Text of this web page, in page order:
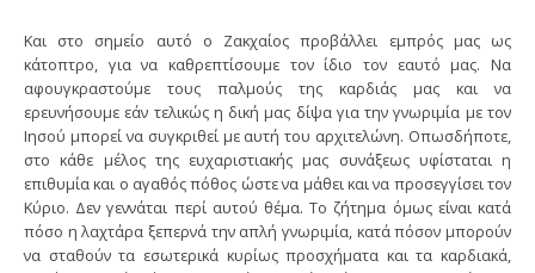
Και στο σημείο αυτό ο Ζακχαίος προβάλλει εμπρός μας ως
κάτοπτρο, για να καθρεπτίσουμε τον ίδιο τον εαυτό μας. Να
αφουγκραστούμε τους παλμούς της καρδιάς μας και να
ερευνήσουμε εάν τελικώς η δική μας δίψα για την γνωριμία με τον
Ιησού μπορεί να συγκριθεί με αυτή του αρχιτελώνη. Οπωσδήποτε,
στο κάθε μέλος της ευχαριστιακής μας συνάξεως υφίσταται η
επιθυμία και ο αγαθός πόθος ώστε να μάθει και να προσεγγίσει τον
Κύριο. Δεν γεννάται περί αυτού θέμα. Το ζήτημα όμως είναι κατά
πόσο η λαχτάρα ξεπερνά την απλή γνωριμία, κατά πόσον μπορούν
να σταθούν τα εσωτερικά κυρίως προσχήματα και τα καρδιακά,